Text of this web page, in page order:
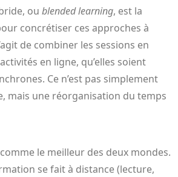
oublended learning, est la
concrétiser ces approches à
de combiner les sessions en
en ligne, qu’elles soient
Ce n’est pas simplement
mais une réorganisation du temps
comme le meilleur des deux mondes.
se fait à distance (lecture,